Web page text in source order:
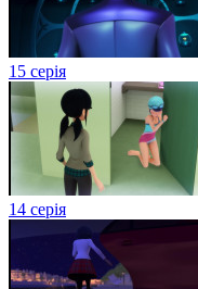
15 серія
14 серія